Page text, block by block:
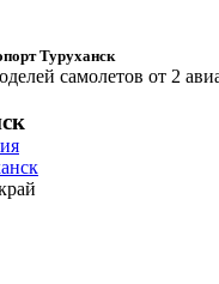
Туруханск
самолетов от 2